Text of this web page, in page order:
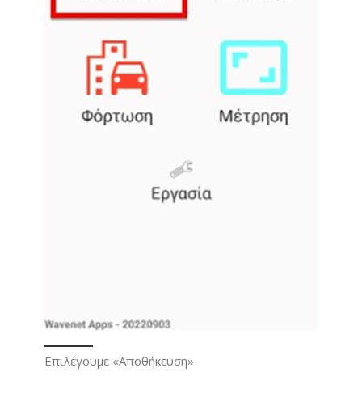
Επιλέγουμε «Αποθήκευση»